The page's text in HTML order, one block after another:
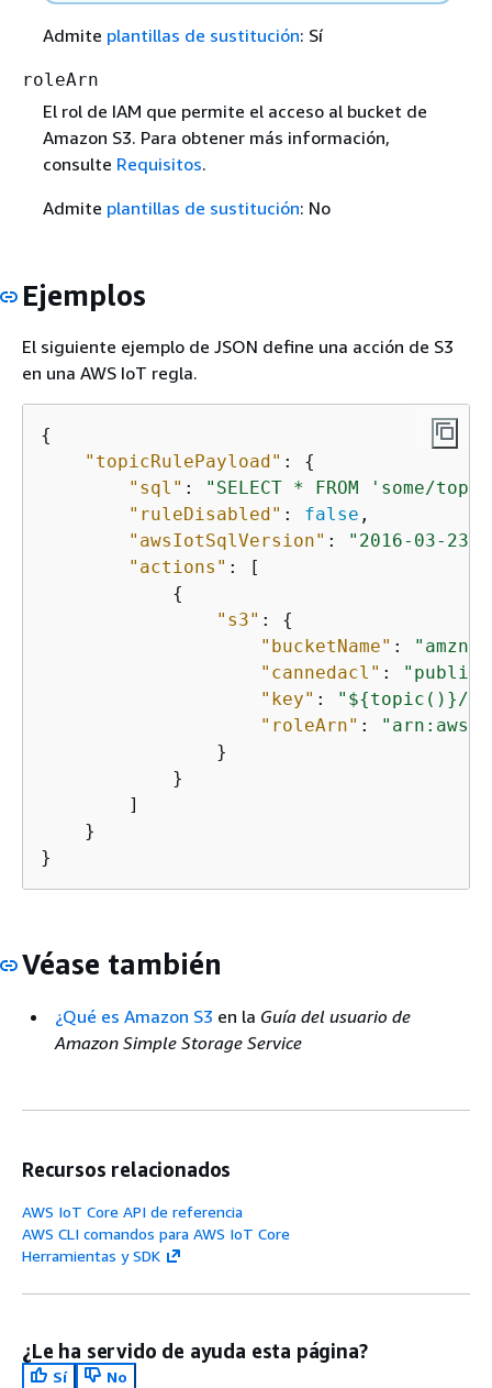
Admite plantillas de sustitución: Sí
roleArn
El rol de IAM que permite el acceso al bucket de
Amazon S3. Para obtener más información,
consulte Requisitos.
Admite plantillas de sustitución: No
Ejemplos
El siguiente ejemplo de JSON define una acción de S3
en una AWS IoT regla.
{
"topicRulePayload" : {
"sql" :
"SELECT * FROM 'some/
"ruleDisabled" : false ,
"awsIotSqlVersion" : "2016-03-23"
"actions" : [
{
"s3" : {
"bucketName" :
"amzn-
"cannedacl" :
"public-
"key" : "${topic()}/$
"roleArn" :
                }
            }
        ]
    }
Véase también
¿Qué es Amazon S3 en la Guía del usuario de
Amazon Simple Storage Service
Recursos relacionados
AWS IoT Core API de referencia
AWS CLI comandos para AWS IoT Core
Herramientas y SDK
¿Le ha servido de ayuda esta página?
Sí
No